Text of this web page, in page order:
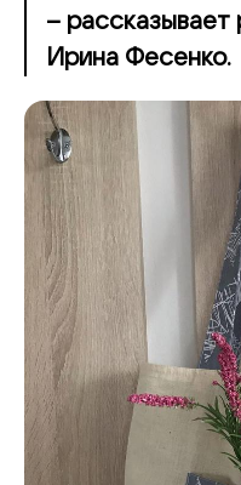
– рассказывает
Ирина Фесенко.